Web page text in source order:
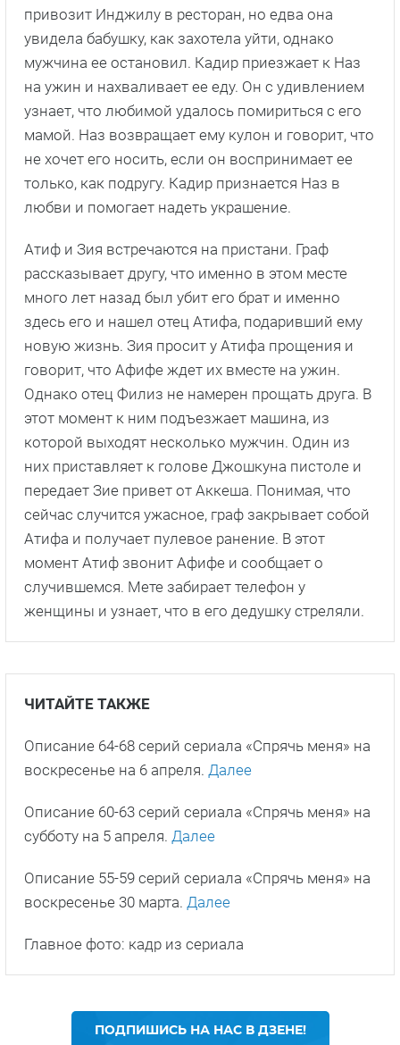
привозит Инджилу в ресторан, но едва она
увидела бабушку, как захотела уйти, однако
мужчина ее остановил. Кадир приезжает к Наз
на ужин и нахваливает ее еду. Он с удивлением
узнает, что любимой удалось помириться с его
мамой. Наз возвращает ему кулон и говорит, что
не хочет его носить, если он воспринимает ее
только, как подругу. Кадир признается Наз в
любви и помогает надеть украшение.
Атиф и Зия встречаются на пристани. Граф
рассказывает другу, что именно в этом месте
много лет назад был убит его брат и именно
здесь его и нашел отец Атифа, подаривший ему
новую жизнь. Зия просит у Атифа прощения и
говорит, что Афифе ждет их вместе на ужин.
Однако отец Филиз не намерен прощать друга. В
этот момент к ним подъезжает машина, из
которой выходят несколько мужчин. Один из
них приставляет к голове Джошкуна пистоле и
передает Зие привет от Аккеша. Понимая, что
сейчас случится ужасное, граф закрывает собой
Атифа и получает пулевое ранение. В этот
момент Атиф звонит Афифе и сообщает о
случившемся. Мете забирает телефон у
женщины и узнает, что в его дедушку стреляли.
ЧИТАЙТЕ ТАКЖЕ
Описание 64-68 серий сериала «Спрячь меня» на
воскресенье на 6 апреля. Далее
Описание 60-63 серий сериала «Спрячь меня» на
субботу на 5 апреля. Далее
Описание 55-59 серий сериала «Спрячь меня» на
воскресенье 30 марта. Далее
Главное фото: кадр из сериала
ПОДПИШИСЬ НА НАС В ДЗЕНЕ!